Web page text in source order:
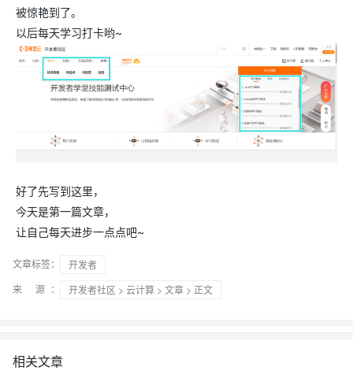
被惊艳到了。
以后每天学习打卡哟~
好了先写到这里，
今天是第一篇文章，
让自己每天进步一点点吧~
文章标签：
开发者
来 源：
开发者社区 > 云计算 > 文章 > 正文
相关文章